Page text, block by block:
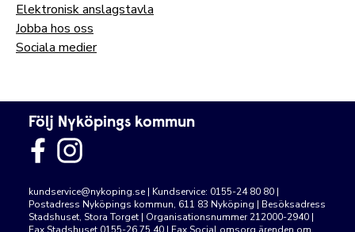
Elektronisk anslagstavla
Jobba hos oss
Sociala medier
Följ Nyköpings kommun
kundservice@nykoping.se | Kundservice: 0155-24 80 80 |
Postadress Nyköpings kommun, 611 83 Nyköping | Besöksadress
Stadshuset, Stora Torget | Organisationsnummer 212000-2940 |